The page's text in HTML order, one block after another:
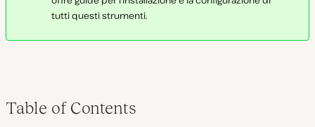
tutti questi strumenti.
Table of Contents